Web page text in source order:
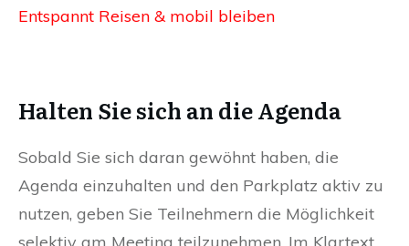
Entspannt Reisen & mobil bleiben
Halten Sie sich an die Agenda
Sobald Sie sich daran gewöhnt haben, die
Agenda einzuhalten und den Parkplatz aktiv zu
nutzen, geben Sie Teilnehmern die Möglichkeit
selektiv am Meeting teilzunehmen. Im Klartext